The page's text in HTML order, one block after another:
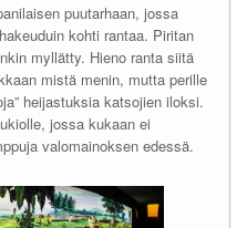
puutarhaan, jossa
kohti rantaa. Piritan
myllätty. Hieno ranta siitä
mistä menin, mutta perille
heijastuksia katsojien iloksi.
jossa kukaan ei
valomainoksen edessä.